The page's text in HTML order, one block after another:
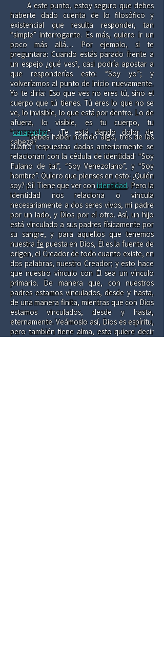
A este punto, estoy seguro que debes
haberte dado cuenta de lo filosófico y
existencial que resulta responder, tan
“simple” interrogante. Es más, quiero ir un
poco más allá… Por ejemplo, si te
preguntara: Cuando estás parado frente a
un espejo ¿qué ves?, casi podría apostar a
que responderías esto: “Soy yo”; y
volveríamos al punto de inicio nuevamente.
Yo te diría: Eso que ves no eres tú, sino el
cuerpo que tú tienes. Tú eres lo que no se
ve, lo invisible, lo que está por dentro. Lo de
afuera, lo visible, es tu cuerpo, tu
“carapacho“. ¿Te está dando dolor de
cabeza?​
Debes haber notado algo, tres de las
cuatro respuestas dadas anteriormente se
relacionan con la cédula de identidad: “Soy
Fulano de tal”, “Soy Venezolano”, y “Soy
hombre”. Quiero que pienses en esto: ¿Quién
soy? ¡Sí! Tiene que ver conidentidad. Pero la
identidad nos relaciona o vincula
necesariamente a dos seres vivos, mi padre
por un lado, y Dios por el otro. Así, un hijo
está vinculado a sus padres físicamente por
su sangre, y para aquellos que tenemos
nuestra fepuesta en Dios, Él es la fuente de
origen, el Creador de todo cuanto existe, en
dos palabras, nuestro Creador; y esto hace
que nuestro vínculo con Él sea un vínculo
primario. De manera que, con nuestros
padres estamos vinculados, desde y hasta,
de una manera finita, mientras que con Dios
estamos vinculados, desde y hasta,
eternamente. Veámoslo así, Dios es espíritu,
pero también tiene alma, esto quiere decir